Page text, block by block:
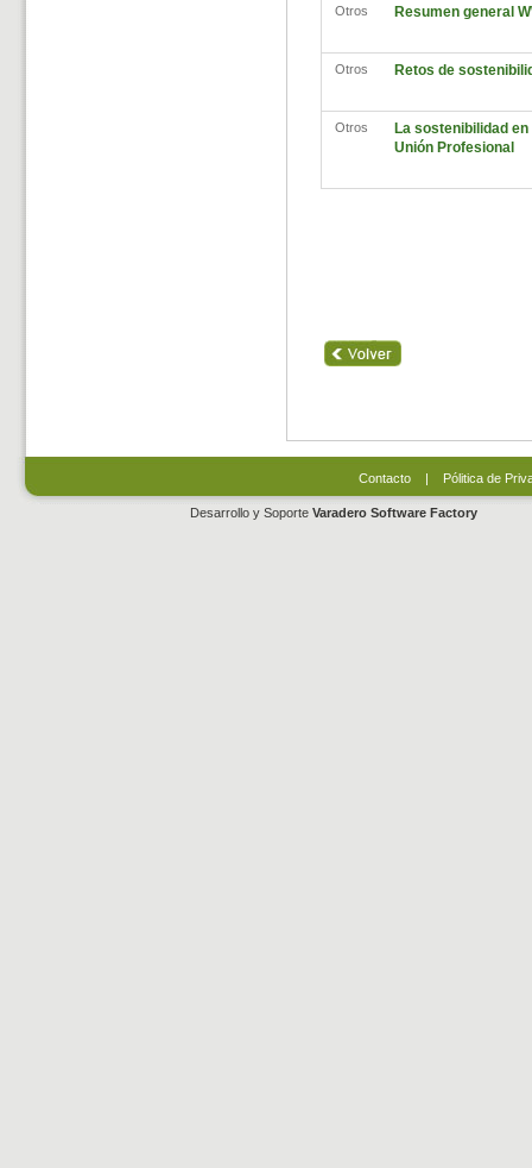
Otros Resumen general
Otros Retos de
Otros
La sostenibilidad
Unión Profesional
Contacto| Pólitica de
Desarrollo y Soporte Varadero Software Factory